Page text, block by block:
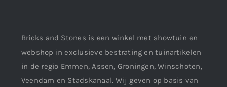
Bricks and Stones is een winkel met showtuin en
webshop in exclusieve bestrating en tuinartikelen
in de regio Emmen, Assen, Groningen, Winschoten,
Veendam en Stadskanaal. Wij geven op basis van